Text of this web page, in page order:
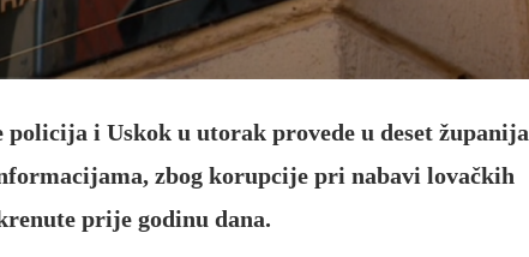
i Uskok u utorak provede u deset županija
zbog korupcije pri nabavi lovačkih
prije godinu dana.